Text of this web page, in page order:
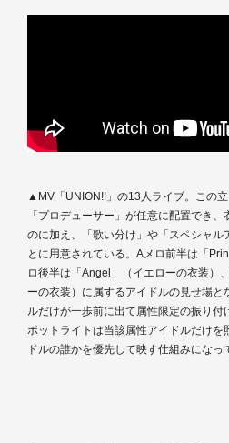
▲MV「UNION!!」の13人ライブ。この
「プロデューサー」が任意に配置でき
のに加え、「歌い分け」や「スペシャル
とに用意されている。Aメロ前半は「
ロ後半は「Angel」（イエローの衣装）
ーの衣装）に属するアイドルの見せ場と
ルだけが一歩前に出て属性限定の振り付
ポットライトは当該属性アイドルだけを
ドルの誰かを優先して映す仕組みになっ